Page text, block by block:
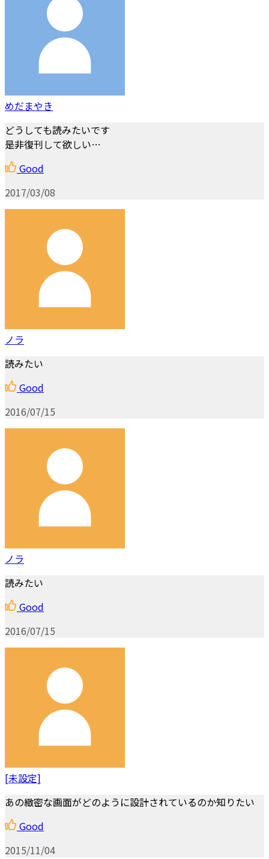
めだまやき
どうしても読みたいです
是非復刊して欲しい…
Good
2017/03/08
ノラ
読みたい
Good
2016/07/15
ノラ
読みたい
Good
2016/07/15
[未設定]
あの緻密な画面がどのように設計されているのか知りたい
Good
2015/11/04